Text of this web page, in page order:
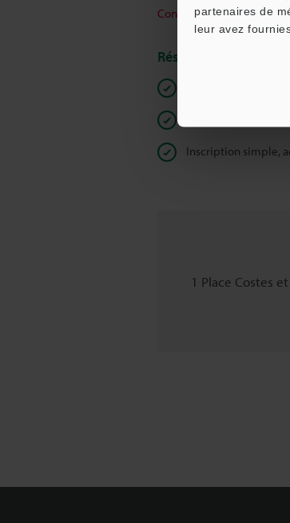
partenaires de
leur avez
Confidentialité
Réservé aux membres
Inscription simple,
1 Place Costes